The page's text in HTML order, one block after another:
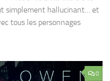
simplement hallucinant… et
tous les personnages
0